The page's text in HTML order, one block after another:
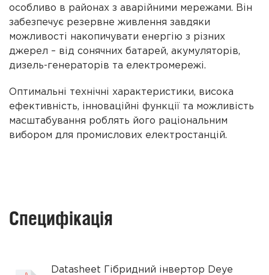
особливо в районах з аварійними мережами. Він
забезпечує резервне живлення завдяки
можливості накопичувати енергію з різних
джерел – від сонячних батарей, акумуляторів,
дизель-генераторів та електромережі.
Оптимальні технічні характеристики, висока
ефективність, інноваційні функції та можливість
масштабування роблять його раціональним
вибором для промислових електростанцій.
Специфікація
Datasheet Гібридний інвертор Deye